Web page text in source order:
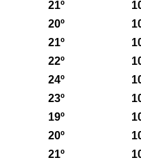
21º
20º
21º
22º
24º
23º
19º
20º
21º